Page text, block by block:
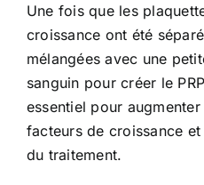
Une fois que les
croissance ont été
mélangées avec une
sanguin pour créer le
essentiel pour
facteurs de croissance
du traitement.